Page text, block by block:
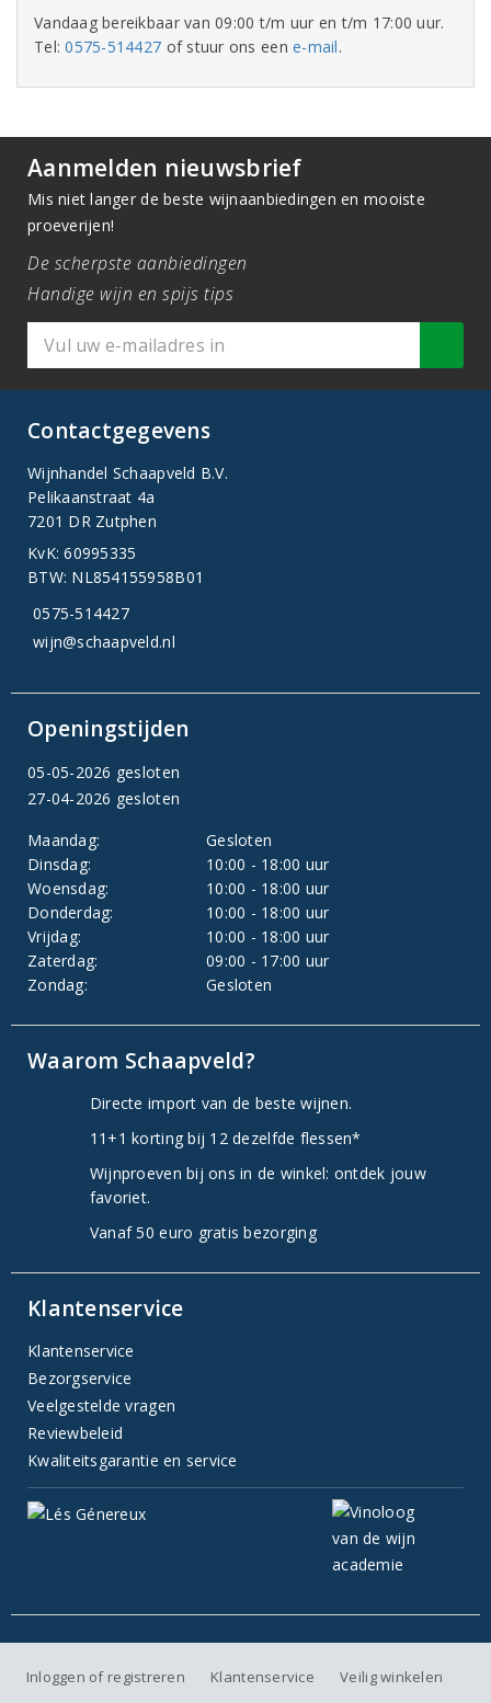
Vandaag bereikbaar van 09:00 t/m uur en t/m 17:00 uur.
Tel:0575-514427 of stuur ons eene-mail.
Aanmelden nieuwsbrief
Mis niet langer de beste wijnaanbiedingen en mooiste
proeverijen!
De scherpste aanbiedingen
Handige wijn en spijs tips
Contactgegevens
Wijnhandel Schaapveld B.V.
Pelikaanstraat 4a
7201 DR Zutphen
KvK: 60995335
BTW: NL854155958B01
0575-514427
wijn@schaapveld.nl
Openingstijden
05-05-2026 gesloten
27-04-2026 gesloten
Maandag:
Gesloten
Dinsdag:
10:00 - 18:00 uur
Woensdag:
10:00 - 18:00 uur
Donderdag:
10:00 - 18:00 uur
Vrijdag:
10:00 - 18:00 uur
Zaterdag:
09:00 - 17:00 uur
Zondag:
Gesloten
Waarom Schaapveld?
Directe import van de beste wijnen.
11+1 korting bij 12 dezelfde flessen*
Wijnproeven bij ons in de winkel: ontdek jouw
favoriet.
Vanaf 50 euro gratis bezorging
Klantenservice
Klantenservice
Bezorgservice
Veelgestelde vragen
Reviewbeleid
Kwaliteitsgarantie en service
Inloggen of registreren Klantenservice
Veilig winkelen